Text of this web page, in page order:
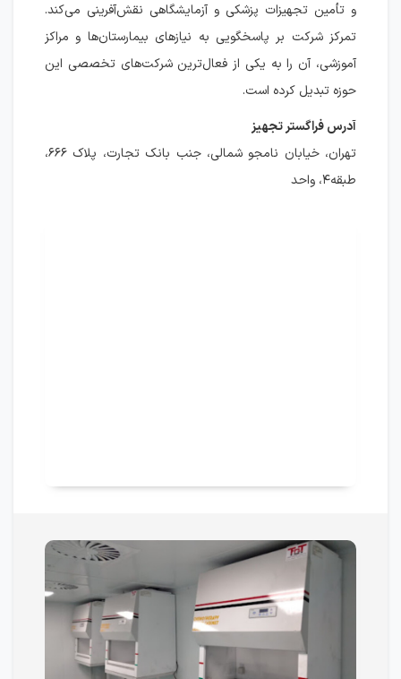
و تأمین تجهیزات پزشکی و آزمایشگاهی نقش‌آفرینی می‌کند.
تمرکز شرکت بر پاسخگویی به نیازهای بیمارستان‌ها و مراکز
آموزشی، آن را به یکی از فعال‌ترین شرکت‌های تخصصی این
حوزه تبدیل کرده است.
آدرس فراگستر تجهیز
تهران، خیابان نامجو شمالی، جنب بانک تجارت، پلاک ۶۶۶،
طبقه۴، واحد